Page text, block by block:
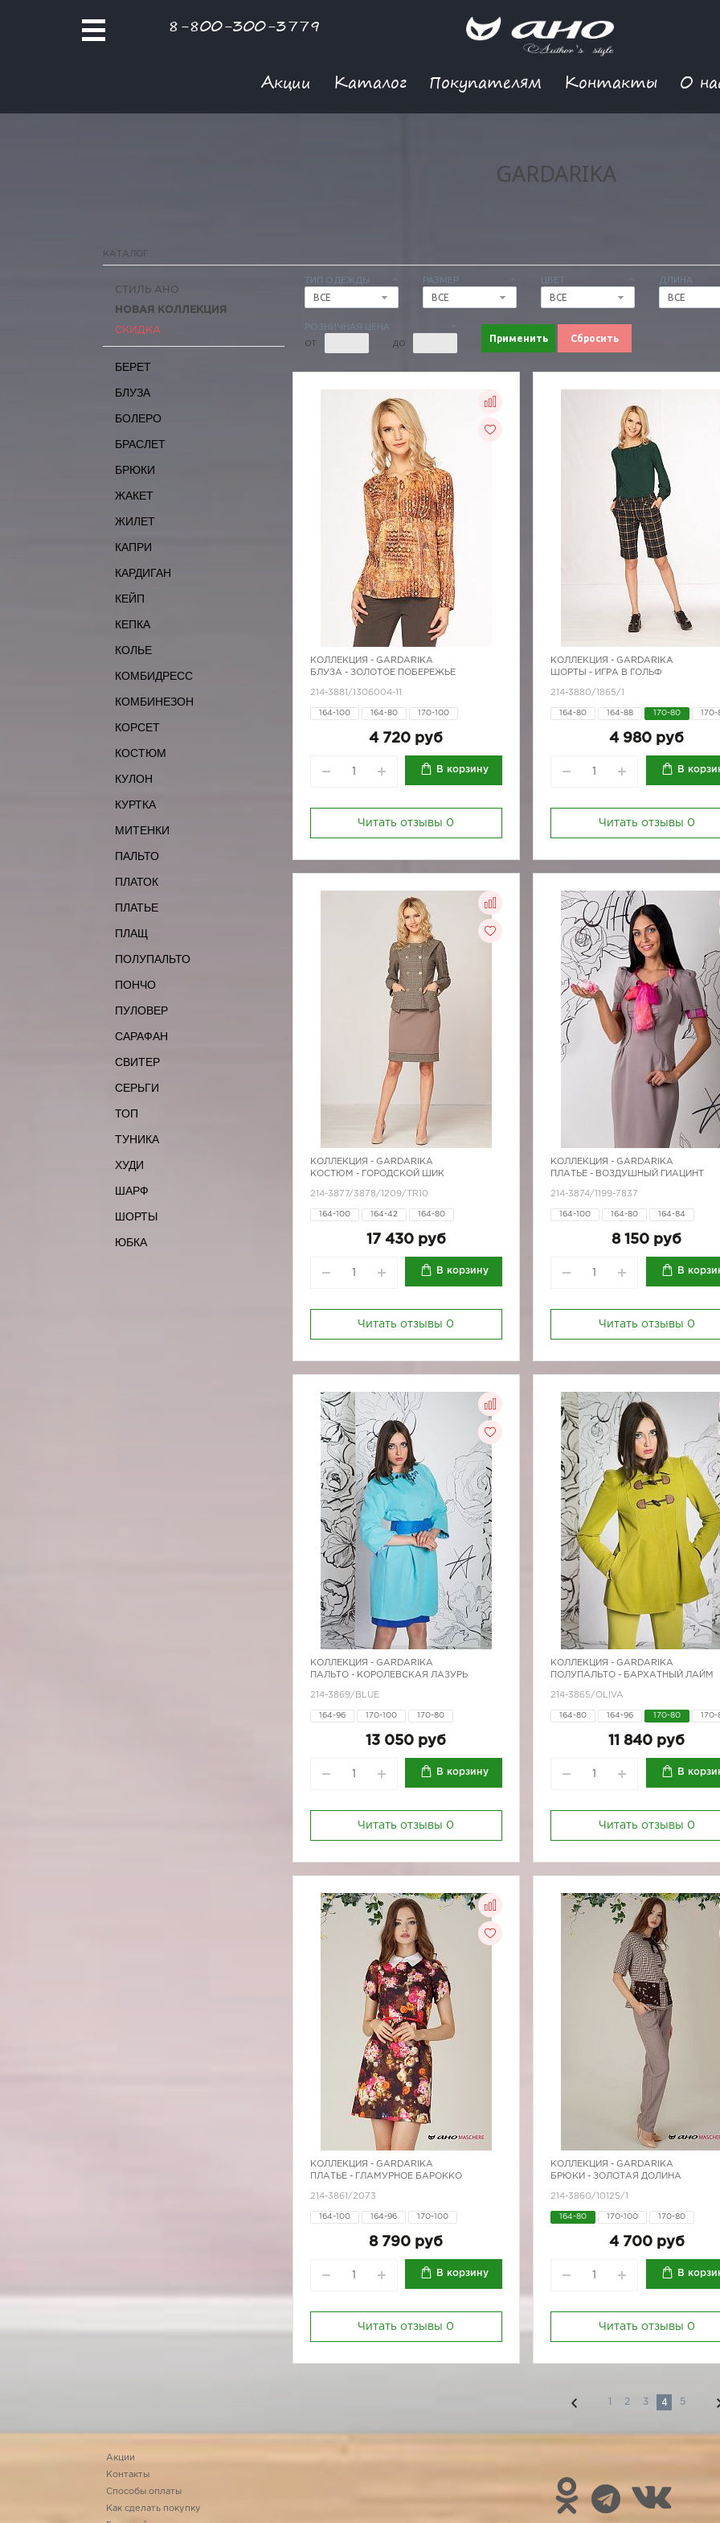
8-800-300-3779
Акции Каталог Покупателям Контакты О
GARDARIKA
КАТАЛОГ
ТИП ОДЕЖДЫ
ВСЕ
РАЗМЕР
ВСЕ
ЦВЕТ
ВСЕ
ДЛИНА
ВСЕ
РОЗНИЧНАЯ ЦЕНА
ОТ ДО Применить Сбросить
СТИЛЬ АНО
НОВАЯ КОЛЛЕКЦИЯ
СКИДКА
БЕРЕТ
БЛУЗА
БОЛЕРО
БРАСЛЕТ
БРЮКИ
ЖАКЕТ
ЖИЛЕТ
КАПРИ
КАРДИГАН
КЕЙП
КЕПКА
КОЛЬЕ
КОМБИДРЕСС
КОМБИНЕЗОН
КОРСЕТ
КОСТЮМ
КУЛОН
КУРТКА
МИТЕНКИ
ПАЛЬТО
ПЛАТОК
ПЛАТЬЕ
ПЛАЩ
ПОЛУПАЛЬТО
ПОНЧО
ПУЛОВЕР
САРАФАН
СВИТЕР
СЕРЬГИ
ТОП
ТУНИКА
ХУДИ
ШАРФ
ШОРТЫ
ЮБКА
КОЛЛЕКЦИЯ - GARDARIKA
БЛУЗА - ЗОЛОТОЕ ПОБЕРЕЖЬЕ
214-3881/1306004-11
164-100 164-80 170-100
4 720 руб
В корзину
Читать отзывы 0
КОЛЛЕКЦИЯ -GARDARIKA
ШОРТЫ - ИГРА В ГОЛЬФ
214-3880/1865/1
164-80 164-88 170-80 170-
4 980 руб
В
Читать отзывы 0
КОЛЛЕКЦИЯ - GARDARIKA
КОСТЮМ - ГОРОДСКОЙ ШИК
214-3877/3878/1209/TR10
164-100 164-42 164-80
170-96
17 430 руб
В корзину
Читать отзывы 0
КОЛЛЕКЦИЯ -GARDARIKA
ПЛАТЬЕ - ВОЗДУШНЫЙ ГИАЦИНТ
214-3874/1199-7837
164-100 164-80 164-84
170-84 170-88
8 150 руб
В
Читать отзывы 0
КОЛЛЕКЦИЯ - GARDARIKA
ПАЛЬТО - КОРОЛЕВСКАЯ ЛАЗУРЬ
214-3869/BLUE
164-96 170-100 170-80
13 050 руб
В корзину
Читать отзывы 0
КОЛЛЕКЦИЯ -GARDARIKA
ПОЛУПАЛЬТО - БАРХАТНЫЙ ЛАЙМ
214-3865/OLIVA
164-80 164-96 170-80 170-
11 840 руб
В
Читать отзывы 0
КОЛЛЕКЦИЯ - GARDARIKA
ПЛАТЬЕ - ГЛАМУРНОЕ БАРОККО
214-3861/2073
164-100 164-96 170-100
8 790 руб
В корзину
Читать отзывы 0
КОЛЛЕКЦИЯ -GARDARIKA
БРЮКИ - ЗОЛОТАЯ ДОЛИНА
214-3860/10125/1
164-80 170-100 170-80
4 700 руб
В
Читать отзывы 0
2 3 4 5
Акции
Контакты
Способы оплаты
Как сделать покупку